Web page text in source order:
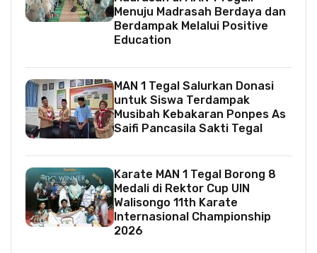
Menuju Madrasah Berdaya dan
Berdampak Melalui Positive
Education
MAN 1 Tegal Salurkan Donasi
untuk Siswa Terdampak
Musibah Kebakaran Ponpes As
Saifi Pancasila Sakti Tegal
Karate MAN 1 Tegal Borong 8
Medali di Rektor Cup UIN
Walisongo 11th Karate
Internasional Championship
2026